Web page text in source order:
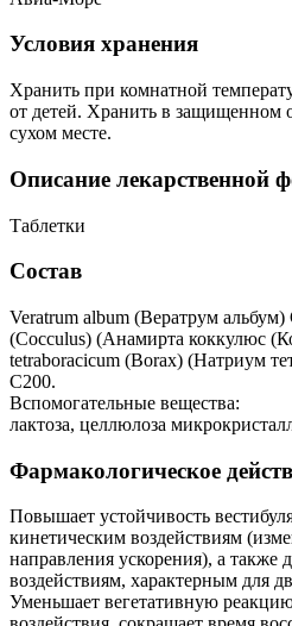
Условия хранения
Хранить при комнатной
от детей. Хранить в защищенном
сухом месте.
Описание лекарственной
Таблетки
Состав
Veratrum album (Вератрум
(Cocculus) (Анамирта коккулюс
tetraboracicum (Borax) (Натриум
С200.
Вспомогательные вещества:
лактоза, целлюлоза
Фармакологическое
Повышает устойчивость
кинетическим воздействиям
направления ускорения), а также
воздействиям, характерным для
Уменьшает вегетативную